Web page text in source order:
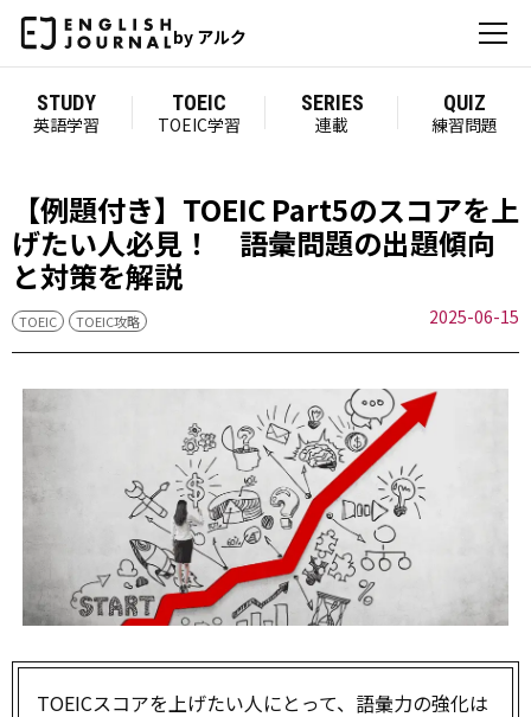
by アルク
STUDY
英語学習
TOEIC
TOEIC学習
SERIES
連載
QUIZ
練習問題
【例題付き】TOEIC Part5のスコアを上
げたい人必見！ 語彙問題の出題傾向
と対策を解説
TOEIC TOEIC攻略 2025-06-15
TOEICスコアを上げたい人にとって、語彙力の強化は